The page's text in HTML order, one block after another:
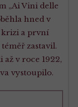
„Ai Vini delle
hned v
krizi a první
zastavil.
v roce 1922,
vystoupilo.